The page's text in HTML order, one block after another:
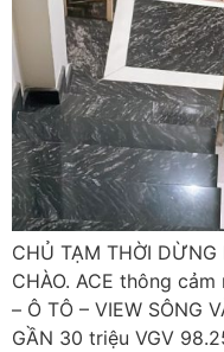
CHỦ TẠM THỜI
CHÀO. ACE thông cảm
– Ô TÔ – VIEW SÔNG
GẦN 30 triệu VGV